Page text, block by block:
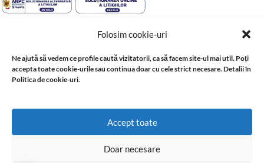
Folosim cookie-uri
Ne ajută să vedem ce profile caută vizitatorii, ca să facem site-ul mai util. Poți
accepta toate cookie-urile sau continua doar cu cele strict necesare. Detalii în
Politica de cookie-uri.
Accept toate
Doar necesare
© 2026 Profil Expert. Toate drepturile rezervate. Conținutul acestui
site, inclusiv textele, fotografiile, grafica, documentația și
ori în baza drepturilor acordate de titularii acestuia. Reproducerea,